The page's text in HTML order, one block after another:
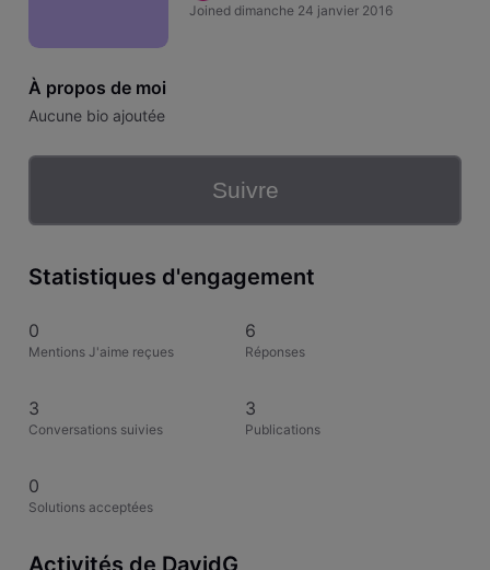
Joined dimanche 24 janvier 2016
À propos de moi
Aucune bio ajoutée
Suivre
Statistiques d'engagement
0
Mentions J'aime reçues
6
Réponses
3
Conversations suivies
3
Publications
0
Solutions acceptées
Activités de DavidG